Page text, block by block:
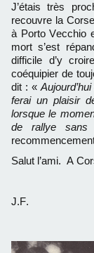
J’étais très
recouvre la
à Porto Vecchio
mort s’est
difficile d’y
coéquipier de
dit : «
ferai un plaisir
lorsque le
de rallye sans
Salut l’ami. A
J.F.